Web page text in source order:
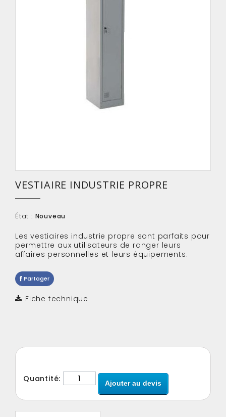
VESTIAIRE INDUSTRIE PROPRE
État : Nouveau
Lesvestiaires industrie propre sont parfaits pour
permettre aux utilisateurs de ranger leurs
affaires personnelles et leurs équipements.
Partager
Fiche technique
Quantité: Ajouter au devis